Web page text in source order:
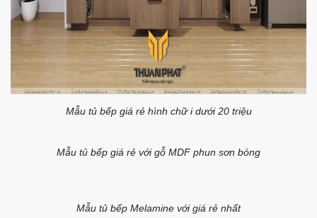
Mẫu tủ bếp giá rẻ hình chữ i dưới 20 triệu
Mẫu tủ bếp giá rẻ với gỗ MDF phun sơn bóng